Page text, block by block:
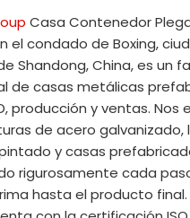
Casa Contenedor
el condado de Boxing,
Shandong, China, es un
de casas metálicas
producción y ventas. Nos
de acero galvanizado,
y casas
rigurosamente cada
hasta el producto final.